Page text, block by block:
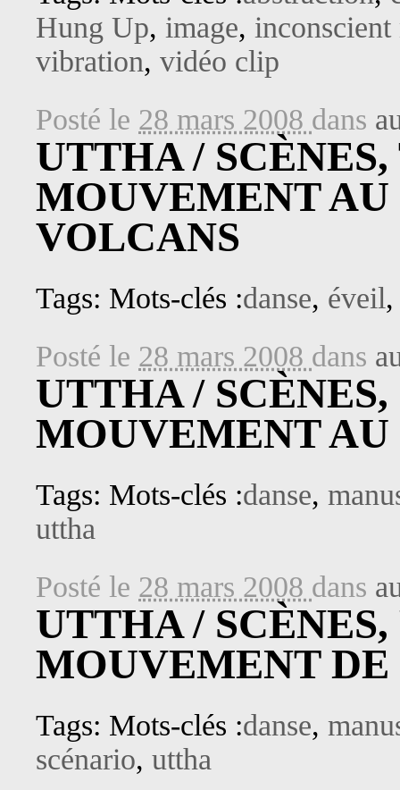
Hung Up, image,
vibration, vidéo clip
Posté le 28 mars 2008 dans
UTTHA /
MOUVEMENT AU
VOLCANS
Tags: Mots-clés :danse, éveil
Posté le 28 mars 2008 dans
UTTHA /
MOUVEMENT
Tags: Mots-clés :danse,
uttha
Posté le 28 mars 2008 dans
UTTHA /
MOUVEMENT
Tags: Mots-clés :danse,
scénario, uttha